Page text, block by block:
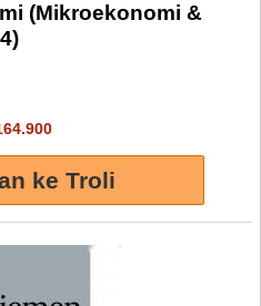
(Mikroekonomi &